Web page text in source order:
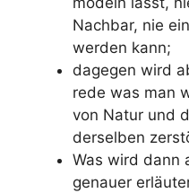
Nachbar, nie
werden kann;
dagegen wird
rede was man
von Natur und
derselben
Was wird dann
genauer